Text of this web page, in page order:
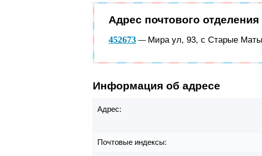
Адрес почтового
452673 — Мира ул, 93, с Старые
Информация об адресе
Адрес:
Почтовые индексы: